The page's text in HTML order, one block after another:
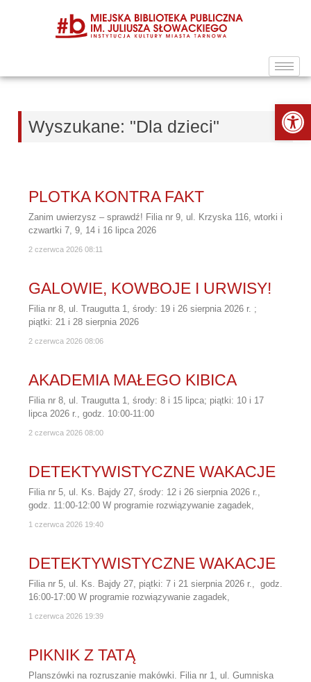
Wyszukane: "Dla dzieci"
PLOTKA KONTRA FAKT
Zanim uwierzysz – sprawdź! Filia nr 9, ul. Krzyska 116, wtorki i
czwartki 7, 9, 14 i 16 lipca 2026
2 czerwca 2026 08:11
GALOWIE, KOWBOJE I URWISY!
Filia nr 8, ul. Traugutta 1, środy: 19 i 26 sierpnia 2026 r. ;
piątki: 21 i 28 sierpnia 2026
2 czerwca 2026 08:06
AKADEMIA MAŁEGO KIBICA
Filia nr 8, ul. Traugutta 1, środy: 8 i 15 lipca; piątki: 10 i 17
lipca 2026 r., godz. 10:00-11:00
2 czerwca 2026 08:00
DETEKTYWISTYCZNE WAKACJE
Filia nr 5, ul. Ks. Bajdy 27, środy: 12 i 26 sierpnia 2026 r.,
godz. 11:00-12:00 W programie rozwiązywanie zagadek,
1 czerwca 2026 19:40
DETEKTYWISTYCZNE WAKACJE
Filia nr 5, ul. Ks. Bajdy 27, piątki: 7 i 21 sierpnia 2026 r., godz.
16:00-17:00 W programie rozwiązywanie zagadek,
1 czerwca 2026 19:39
PIKNIK Z TATĄ
Planszówki na rozruszanie makówki. Filia nr 1, ul. Gumniska